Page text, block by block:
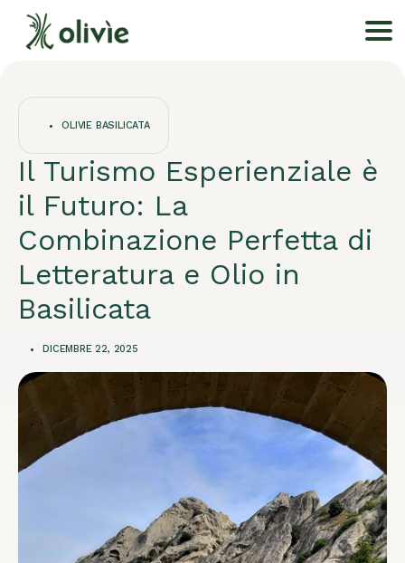
OLIVIE BASILICATA
Il Turismo Esperienziale è
il Futuro: La
Combinazione Perfetta di
Letteratura e Olio in
Basilicata
DICEMBRE 22, 2025